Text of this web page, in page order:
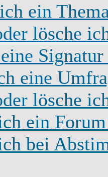
ein
lösche
Signatur
eine
lösche
ein
bei